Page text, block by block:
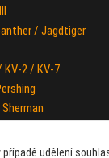
/ Jagdtiger
KV-2 / KV-7
M-16udělení